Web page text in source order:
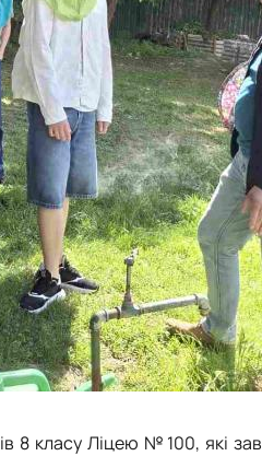
8 класу Ліцею №100, які